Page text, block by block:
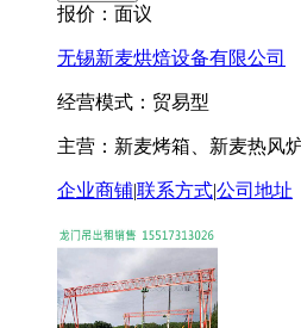
报价： 面议
无锡新麦烘焙设备有限公司
经营模式：贸易型
主营：新麦烤箱、新麦热风
企业商铺|联系方式|公司地址